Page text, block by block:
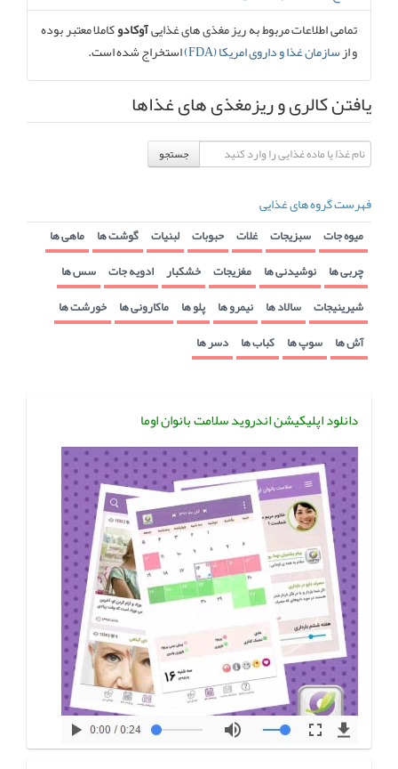
تمامی اطلاعات مربوط به ریز مغذی های غذاییآوکادوکاملا معتبر بوده
و ازسازمان غذا و داروی امریکا (FDA) استخراج شده است.
یافتن کالری و ریزمغذی های غذاها
جستجو
فهرست گروه های غذایی
میوه جات سبزیجات غلات حبوبات لبنیات گوشت ها ماهی ها
چربی ها نوشیدنی ها مغزیجات خشکبار ادویه جات سس ها
شیرینیجات سالاد ها نیمرو ها پلو ها ماکارونی ها خورشت ها
آش ها سوپ ها کباب ها دسر ها
دانلود اپلیکیشن اندروید سلامت بانوان اوما